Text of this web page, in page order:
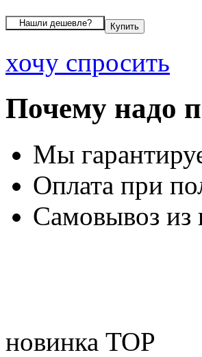
хочу спросить
Почему надо
Мы
Оплата при
Самовывоз из
новинка TOP